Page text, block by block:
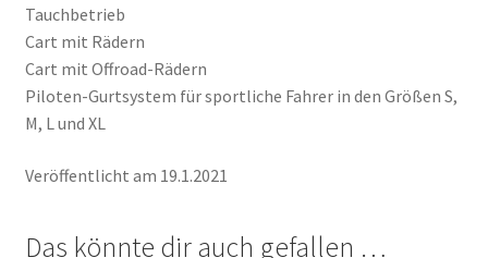
Tauchbetrieb
Cart mit Rädern
Cart mit Offroad-Rädern
Piloten-Gurtsystem für sportliche Fahrer in den Größen S,
M, L und XL
Veröffentlicht am 19.1.2021
Das könnte dir auch gefallen …